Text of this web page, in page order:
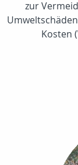
zur
Kosten